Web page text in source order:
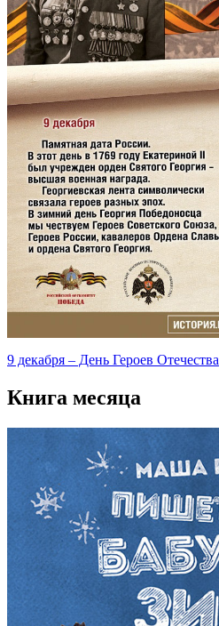
9 декабря – День Героев Отечества
Книга месяца